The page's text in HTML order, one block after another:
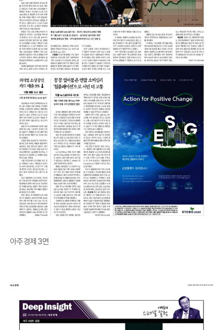
아주경제 3면